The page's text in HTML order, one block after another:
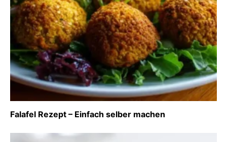
Falafel Rezept – Einfach selber machen